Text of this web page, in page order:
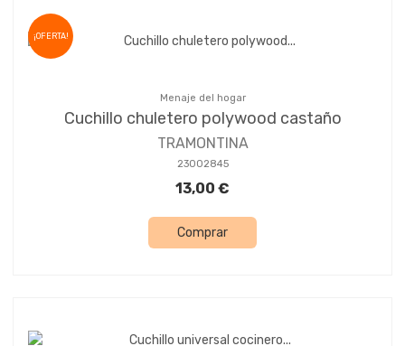
¡OFERTA!
Menaje del hogar
Cuchillo chuletero polywood castaño
TRAMONTINA
23002845
13,00 €
Comprar